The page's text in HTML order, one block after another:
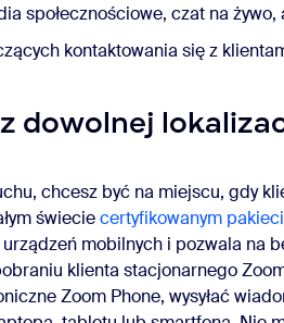
społecznościowe, czat na żywo,
kontaktowania się z
dowolnej
chcesz być na miejscu, gdy
świeciecertyfikowanym
mobilnych i pozwala na
klienta stacjonarnego
Zoom Phone, wysyłać